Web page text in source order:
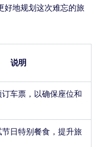
好地规划这次难忘的旅
说明
车票，以确保座位和
日特别餐食，提升旅